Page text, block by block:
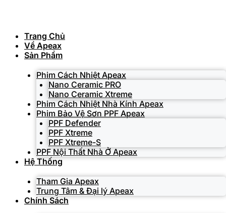
Trang Chủ
Về Apeax
Sản Phẩm
Phim Cách Nhiệt Apeax
Nano Ceramic PRO
Nano Ceramic Xtreme
Phim Cách Nhiệt Nhà Kính Apeax
Phim Bảo Vệ Sơn PPF Apeax
PPF Defender
PPF Xtreme
PPF Xtreme-S
PPF Nội Thất Nhà Ở Apeax
Hệ Thống
Tham Gia Apeax
Trung Tâm & Đại lý Apeax
Chính Sách